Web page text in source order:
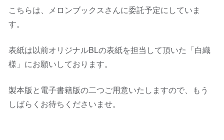
こちらは、メロンブックスさんに委託予定にしていま
す。
表紙は以前オリジナルBLの表紙を担当して頂いた「白織
様」にお願いしております。
製本版と電子書籍版の二つご用意いたしますので、もう
しばらくお待ちくださいませ。